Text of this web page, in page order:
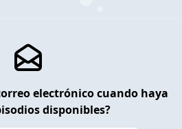
electrónico cuando haya
disponibles?